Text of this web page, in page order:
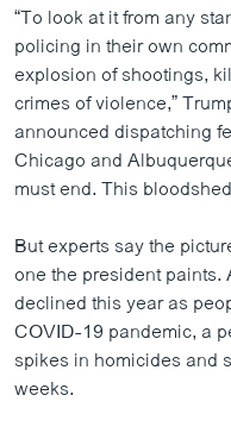
“To look at it from any
policing in their own
explosion of shootings,
crimes of violence,”
announced dispatching
Chicago and
must end. This
But experts say the
one the president
declined this year as
COVID-19 pandemic, a
spikes in homicides and
weeks.